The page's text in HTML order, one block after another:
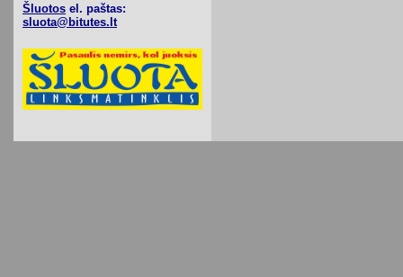
Šluotos el. paštas:
sluota@bitutes.lt